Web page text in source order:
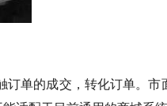
单的成交，转化订单。市